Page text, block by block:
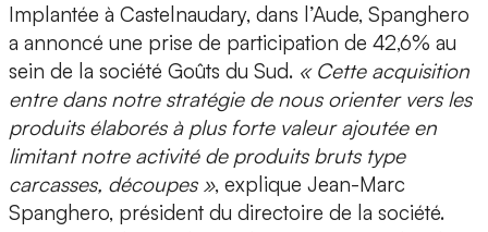
Implantée à Castelnaudary, dans l’Aude, Spanghero
a annoncé une prise de participation de 42,6% au
sein de la société Goûts du Sud. « Cette acquisition
entre dans notre stratégie de nous orienter vers les
produits élaborés à plus forte valeur ajoutée en
limitant notre activité de produits bruts type
carcasses, découpes », explique Jean-Marc
Spanghero, président du directoire de la société.